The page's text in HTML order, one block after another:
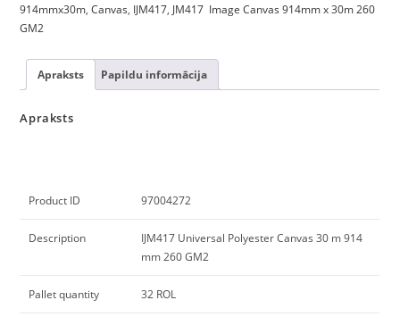
914mmx30m,Canvas, IJM417, JM417 Image Canvas 914mm x 30m 260
GM2
Apraksts Papildu informācija
Apraksts
Product ID 97004272
Description
IJM417 Universal Polyester Canvas 30 m 914
mm 260 GM2
Pallet quantity 32 ROL